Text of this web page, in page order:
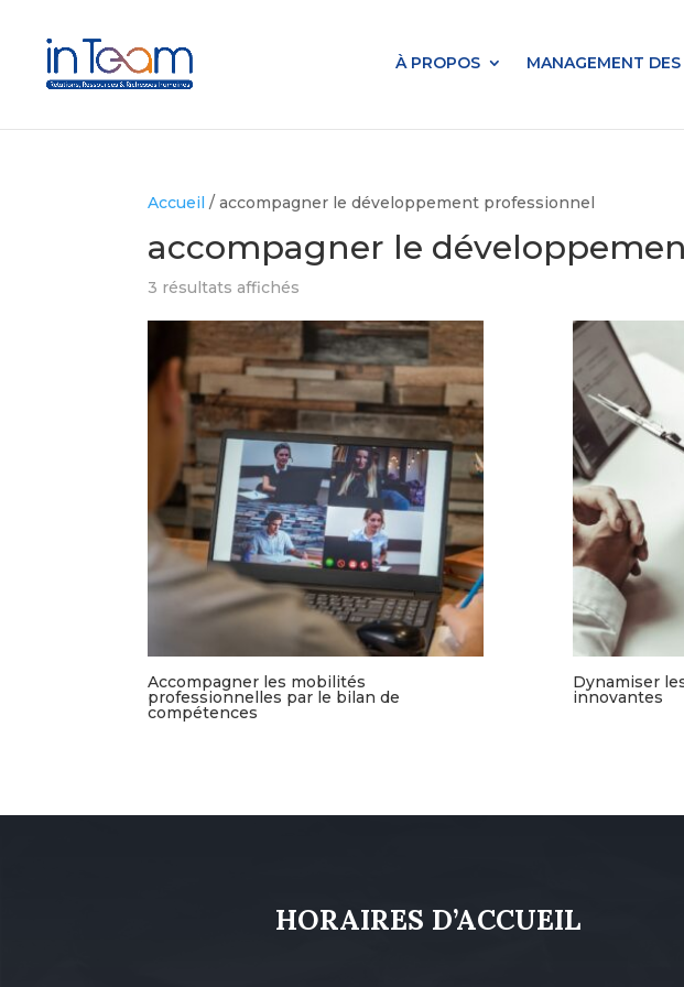
À PROPOS MANAGEMENT
Accueil / accompagner le développement professionnel
accompagner le
3 résultats affichés
Accompagner les mobilités
professionnelles par le bilan de
compétences
Dynamiser
innovantes
HORAIRES D’ACCUEIL